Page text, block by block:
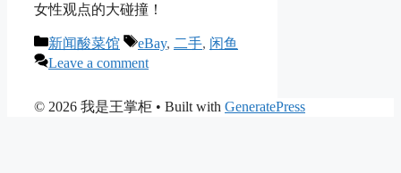
女性观点的大碰撞！
Categories
新闻酸菜馆 Tags
eBay, 二手, 闲鱼
Leave a comment
© 2026 我是王掌柜 • Built with GeneratePress